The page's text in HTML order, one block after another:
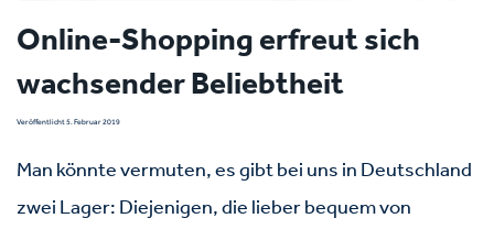
Online-Shopping erfreut sich
wachsender Beliebtheit
Veröffentlicht 5. Februar 2019
Man könnte vermuten, es gibt bei uns in Deutschland
zwei Lager: Diejenigen, die lieber bequem von